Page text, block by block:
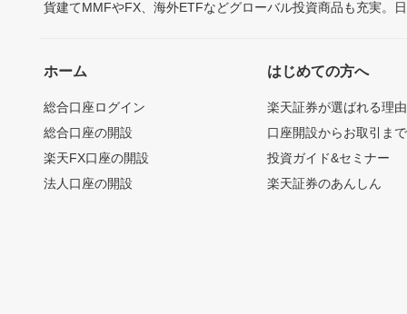
貨建てMMFやFX、海外ETFなどグローバル投資商品も充実。
ホーム
総合口座ログイン
総合口座の開設
楽天FX口座の開設
法人口座の開設
はじめての方へ
楽天証券が選ばれる理由
口座開設からお取引ま
投資ガイド&セミナー
楽天証券のあんしん